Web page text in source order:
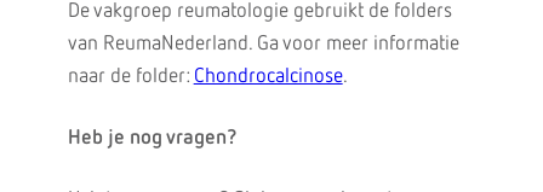
De vakgroep reumatologie gebruikt de folders
van ReumaNederland. Ga voor meer informatie
naar de folder: Chondrocalcinose.
Heb je nog vragen?